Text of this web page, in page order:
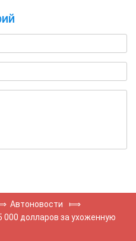
Автоновости
⟾
долларов за ухоженную